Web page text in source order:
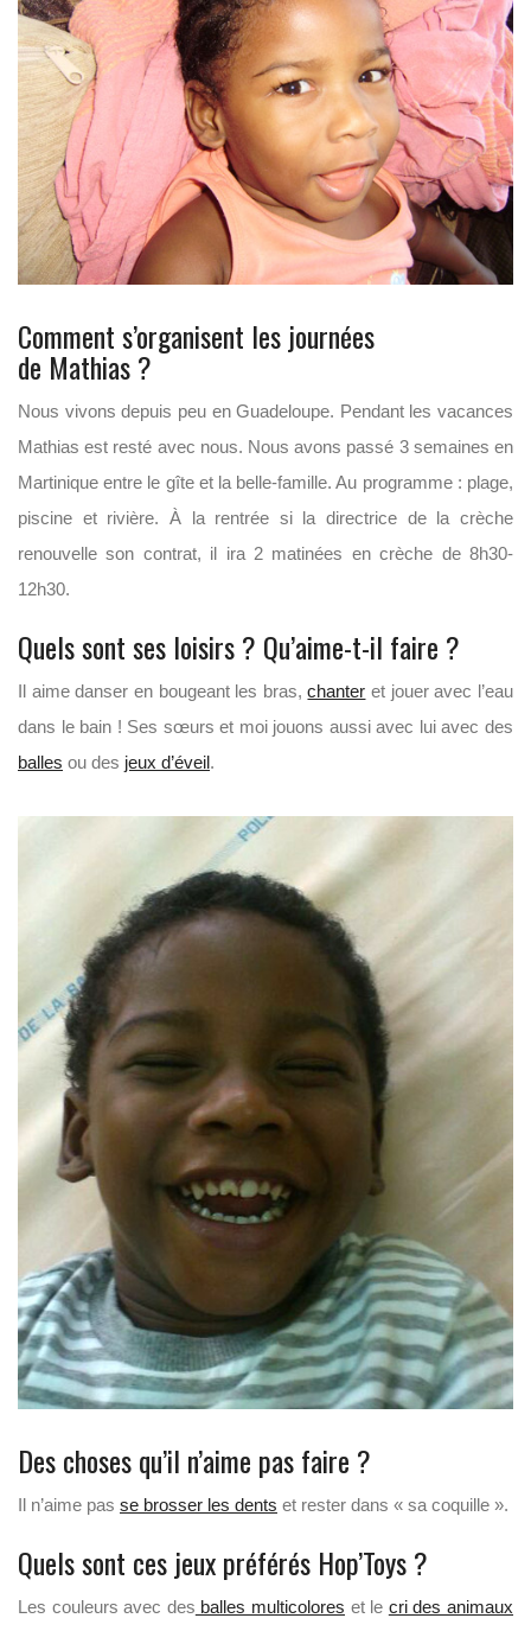
Comment s’organisent les journées
de Mathias ?
Nous vivons depuis peu en Guadeloupe. Pendant les vacances
Mathias est resté avec nous. Nous avons passé 3 semaines en
Martinique entre le gîte et la belle-famille. Au programme : plage,
piscine et rivière. À la rentrée si la directrice de la crèche
renouvelle son contrat, il ira 2 matinées en crèche de 8h30-
12h30.
Quels sont ses loisirs ? Qu’aime-t-il faire ?
Il aime danser en bougeant les bras,chanter et jouer avec l’eau
dans le bain ! Ses sœurs et moi jouons aussi avec lui avec des
balles ou des jeux d’éveil.
Des choses qu’il n’aime pas faire ?
Il n’aime pas se brosser les dents et rester dans « sa coquille ».
Quels sont ces jeux préférés Hop’Toys ?
Les couleurs avec des balles multicolores et le cri des animaux